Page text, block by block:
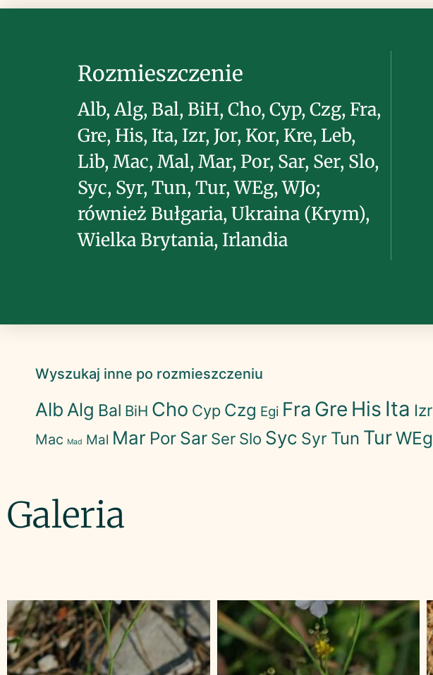
Rozmieszczenie
Alb, Alg, Bal, BiH, Cho, Cyp, Czg, Fra,
Gre, His, Ita, Izr, Jor, Kor, Kre, Leb,
Lib, Mac, Mal, Mar, Por, Sar, Ser, Slo,
Syc, Syr, Tun, Tur, WEg, WJo;
również Bułgaria, Ukraina (Krym),
Wielka Brytania, Irlandia
Wyszukaj inne po rozmieszczeniu
Alb Alg Bal BiH Cho Cyp Czg Egi Fra Gre His Ita Izr
Mac Mad Mal Mar Por Sar Ser Slo Syc Syr Tun TurWEg
Galeria